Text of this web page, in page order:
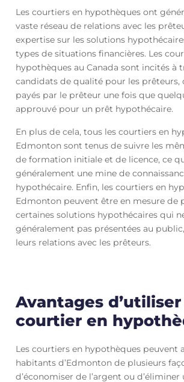
Les courtiers en hypothèques ont
vaste réseau de relations avec les
expertise sur les solutions
types de situations financières. Les
hypothèques au Canada sont incités à
candidats de qualité pour les prêteurs,
payés par le prêteur une fois que
approuvé pour un prêt hypothécaire.
En plus de cela, tous les courtiers en
Edmonton sont tenus de suivre les
de formation initiale et de licence, ce
généralement une mine de
hypothécaire. Enfin, les courtiers en
Edmonton peuvent être en mesure de
certaines solutions hypothécaires qui
généralement pas présentées au
leurs relations avec les prêteurs.
Avantages
courtier en
Les courtiers en hypothèques peuvent
habitants d’Edmonton de plusieurs
d’économiser de l’argent ou